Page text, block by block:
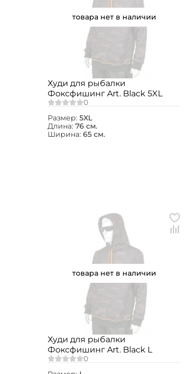
товара нет в наличии
Худи для рыбалки
Фоксфишинг Art. Black 5XL
Размер: 5XL
Длина: 76 см.
Ширина: 65 см.
товара нет в наличии
Худи для рыбалки
Фоксфишинг Art. Black L
У меня